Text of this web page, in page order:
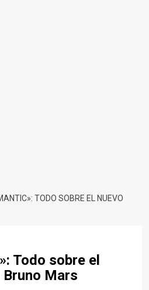
TODO SOBRE EL NUEVO
Todo sobre el
Mars